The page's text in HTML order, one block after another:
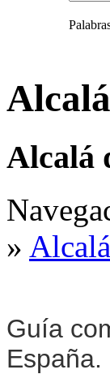
Alcalá
»
Guía
España.